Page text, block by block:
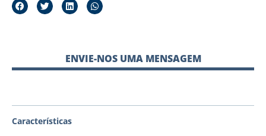
ENVIE-NOS UMA MENSAGEM
Características